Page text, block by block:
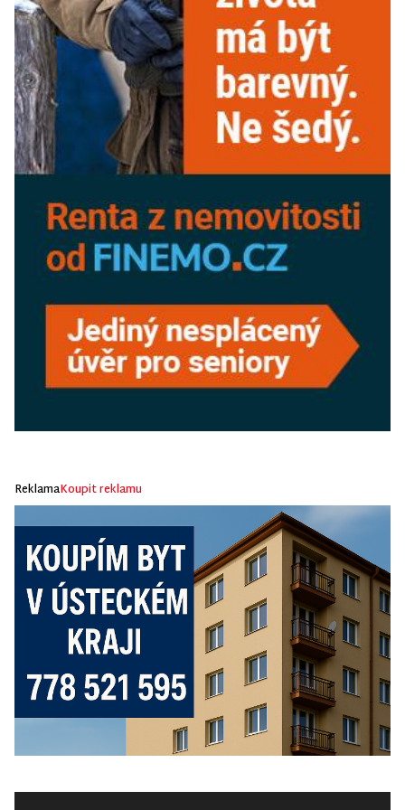
ReklamaKoupit reklamu